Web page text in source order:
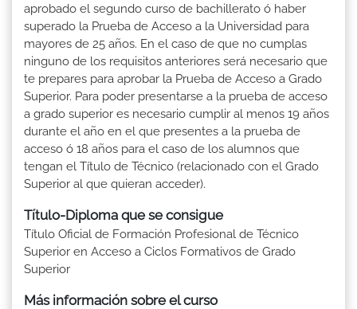
aprobado el segundo curso de bachillerato ó haber
superado la Prueba de Acceso a la Universidad para
mayores de 25 años. En el caso de que no cumplas
ninguno de los requisitos anteriores será necesario que
te prepares para aprobar la Prueba de Acceso a Grado
Superior. Para poder presentarse a la prueba de acceso
a grado superior es necesario cumplir al menos 19 años
durante el año en el que presentes a la prueba de
acceso ó 18 años para el caso de los alumnos que
tengan el Título de Técnico (relacionado con el Grado
Superior al que quieran acceder).
Título-Diploma que se consigue
Título Oficial de Formación Profesional de Técnico
Superior en Acceso a Ciclos Formativos de Grado
Superior
Más información sobre el curso